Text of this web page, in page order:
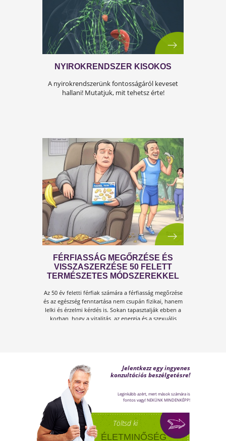
Az iskolakezdés sok családban nem
örömteli új kezdet, hanem egy stresszes
átállás. Ugyanakkor lehet jól csinálni!
Olvass tovább a tippekért!
A KÁNIKULA 6 LEGFŐBB
VESZÉLYE
Amikor a hőmérséklet tartósan 30–35 °C fölé
emelkedik, szervezetünk hőszabályozó
rendszere komoly terhelés alá kerül.Tünetek,
megoldások!